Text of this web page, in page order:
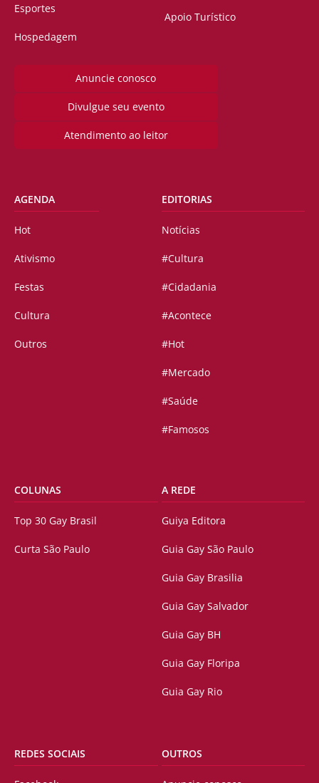
Esportes
Hospedagem
Apoio Turístico
Anuncie conosco
Divulgue seu evento
Atendimento ao leitor
AGENDA
Hot
Ativismo
Festas
Cultura
Outros
EDITORIAS
Notícias
#Cultura
#Cidadania
#Acontece
#Hot
#Mercado
#Saúde
#Famosos
COLUNAS
Top 30 Gay Brasil
Curta São Paulo
A REDE
Guiya Editora
Guia Gay São Paulo
Guia Gay Brasilia
Guia Gay Salvador
Guia Gay BH
Guia Gay Floripa
Guia Gay Rio
REDES SOCIAIS OUTROS